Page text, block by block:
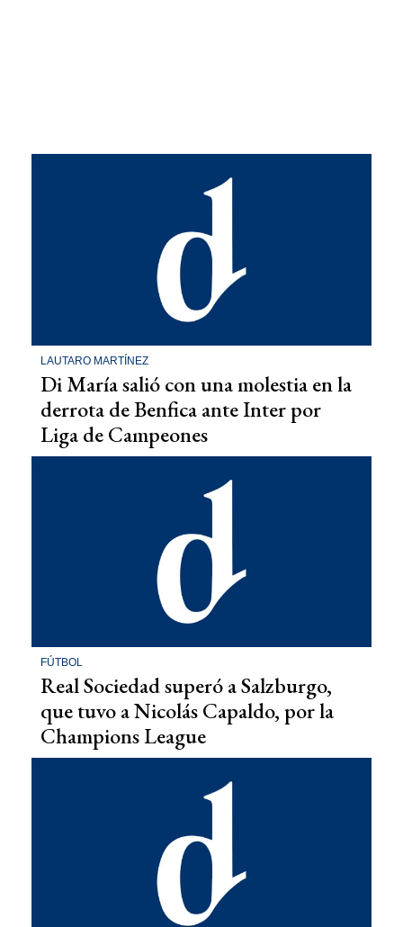
LAUTARO MARTÍNEZ
Di María salió con una molestia en la
derrota de Benfica ante Inter por
Liga de Campeones
FÚTBOL
Real Sociedad superó a Salzburgo,
que tuvo a Nicolás Capaldo, por la
Champions League